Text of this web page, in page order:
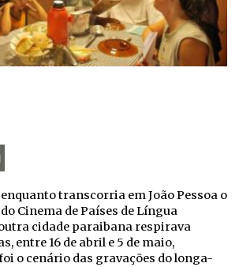
transcorria em João Pessoa o
Cinema de Países de Língua
cidade paraibana respirava
entre 16 de abril e 5 de maio,
o cenário das gravações do longa-